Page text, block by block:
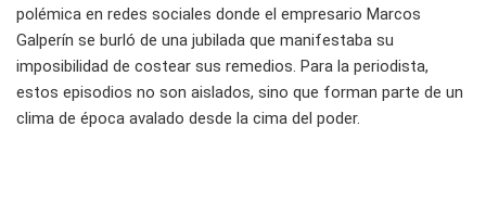
polémica en redes sociales donde el empresario Marcos
Galperín se burló de una jubilada que manifestaba su
imposibilidad de costear sus remedios. Para la periodista,
estos episodios no son aislados, sino que forman parte de un
clima de época avalado desde la cima del poder.